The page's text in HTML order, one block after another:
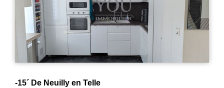
NEUILLY EN THELLE - AU COEUR DE LA VILLE